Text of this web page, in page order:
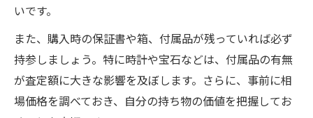
いです。
また、購入時の保証書や箱、付属品が残っていれば必ず
持参しましょう。特に時計や宝石などは、付属品の有無
が査定額に大きな影響を及ぼします。さらに、事前に相
場価格を調べておき、自分の持ち物の価値を把握してお